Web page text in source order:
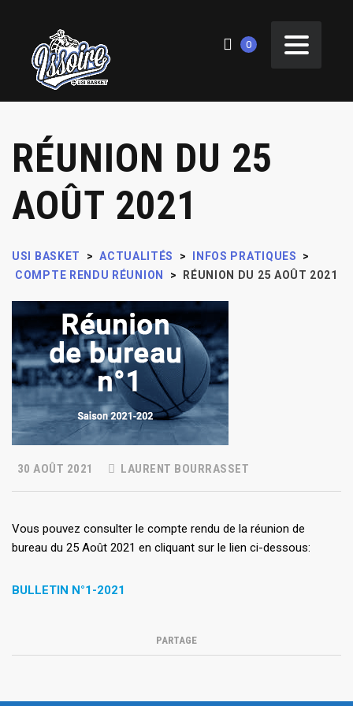
0
RÉUNION DU 25
AOÛT 2021
USI BASKET > ACTUALITÉS > INFOS PRATIQUES
>
COMPTE RENDU RÉUNION
> RÉUNION DU 25 AOÛT 2021
30 AOÛT 2021 LAURENT BOURRASSET
Vous pouvez consulter le compte rendu de la réunion de
bureau du 25 Août 2021 en cliquant sur le lien ci-dessous:
BULLETIN N°1-2021
PARTAGE